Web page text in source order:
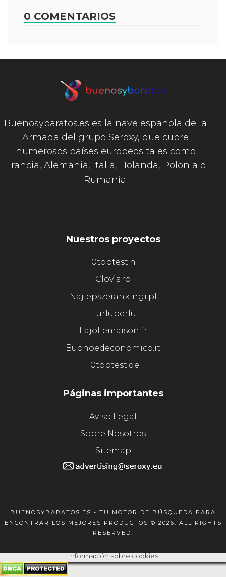
0 COMENTARIOS
Buenosybaratos.es es la nave española de la
Armada del grupo Seroxy, que cubre
numerosos países europeos tales como
Francia, Alemania, Italia, Holanda, Polonia o
Rumania.
Nuestros proyectos
10toptest.nl
Clovis.ro
Najlepszerankingi.pl
Hurluberlu
Lajoliemaison.fr
Buonoedeconomico.it
10toptest.de
Páginas importantes
Aviso Legal
Sobre Nosotros
Sitemap
BUENOSYBARATOS.ES - TU MOTOR DE BÚSQUEDA PARA
ENCONTRAR LOS MEJORES PRODUCTOS © 2026. ALL RIGHTS
RESERVED.
Información sobre cookies